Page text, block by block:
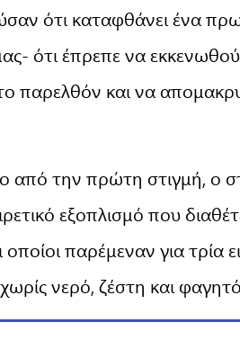
ότι καταφθάνει ένα
ότι έπρεπε να
παρελθόν και να
την πρώτη στιγμή, ο
εξοπλισμό που
παρέμεναν για τρία
νερό, ζέστη και